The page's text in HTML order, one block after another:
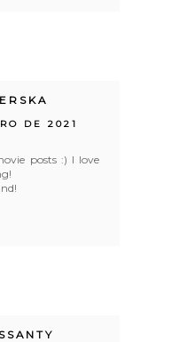
DE 2021
posts :) I love